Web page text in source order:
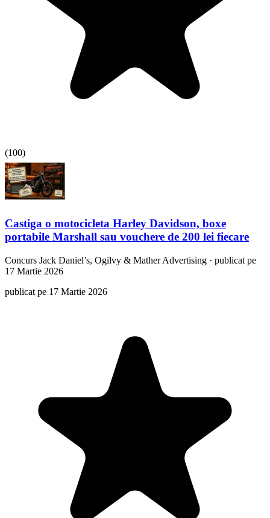
(100)
Castiga o motocicleta Harley Davidson, boxe
portabile Marshall sau vouchere de 200 lei fiecare
Concurs Jack Daniel’s, Ogilvy & Mather Advertising · publicat pe
17 Martie 2026
publicat pe 17 Martie 2026